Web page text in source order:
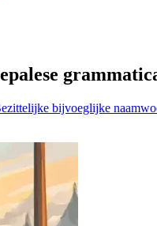
bijvoeglijke